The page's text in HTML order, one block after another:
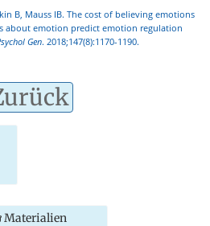
B, Mauss IB. The cost of believing emotions
about emotion predict emotion regulation
Gen. 2018;147(8):1170-1190.
Materialien